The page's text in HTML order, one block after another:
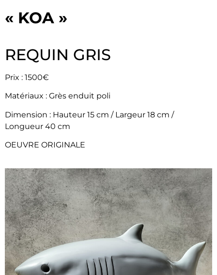
« KOA »
REQUIN GRIS
Prix : 1500€
Matériaux : Grès enduit poli
Dimension : ​Hauteur 15 cm / Largeur 18 cm /
Longueur 40 cm
OEUVRE ORIGINALE